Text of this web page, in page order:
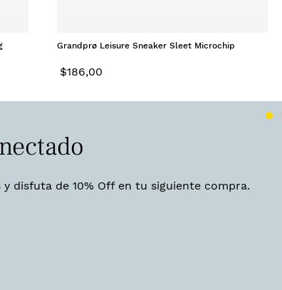
Grandprø Leisure Sneaker Sleet Microchip
$186,00
disfuta de 10% Off en tu siguiente compra.